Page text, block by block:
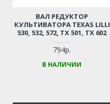
ВАЛ РЕДУКТОР
КУЛЬТИВАТОРА TEXAS LILLI
530, 532, 572, TX 501, TX 602
794р.
В НАЛИЧИИ